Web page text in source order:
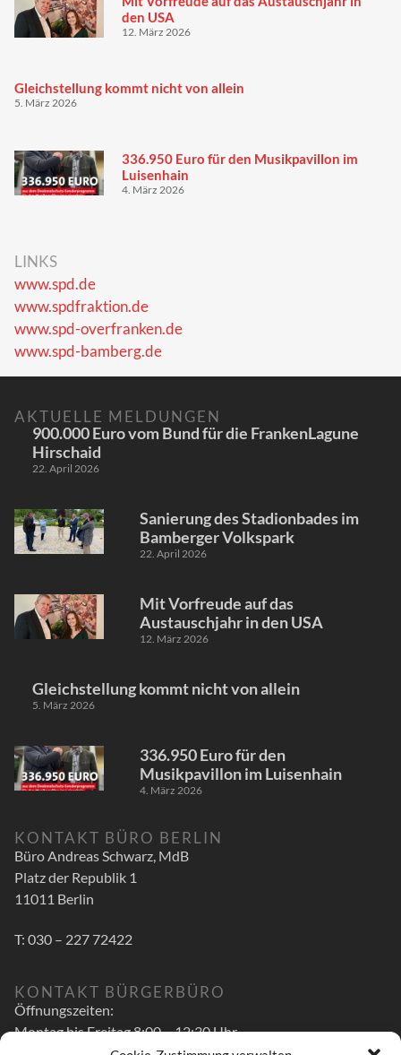
den USA
12. März 2026
Gleichstellung kommt nicht von allein
5. März 2026
336.950 Euro für den Musikpavillon im
Luisenhain
4. März 2026
LINKS
www.spd.de
www.spdfraktion.de
www.spd-overfranken.de
www.spd-bamberg.de
AKTUELLE MELDUNGEN
900.000 Euro vom Bund für die FrankenLagune
Hirschaid
22. April 2026
Sanierung des Stadionbades im
Bamberger Volkspark
22. April 2026
Mit Vorfreude auf das
Austauschjahr in den USA
12. März 2026
Gleichstellung kommt nicht von allein
5. März 2026
336.950 Euro für den
Musikpavillon im Luisenhain
4. März 2026
KONTAKT BÜRO BERLIN
Büro Andreas Schwarz, MdB
Platz der Republik 1
11011 Berlin
T: 030 – 227 72422
KONTAKT BÜRGERBÜRO
Öffnungszeiten:
Montag bis Freitag 8:00 – 12:30 Uhr